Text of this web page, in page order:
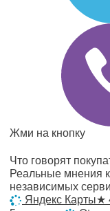
Жми на кнопку
Что говорят
Реальные мнения
независимых
Яндекс Карты★